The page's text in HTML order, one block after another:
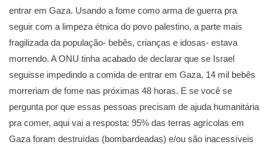
entrar em Gaza. Usando a fome como arma de guerra pra
seguir com a limpeza étnica do povo palestino, a parte mais
fragilizada da população- bebês, crianças e idosas- estava
morrendo. A ONU tinha acabado de declarar que se Israel
seguisse impedindo a comida de entrar em Gaza, 14 mil bebês
morreriam de fome nas próximas 48 horas. E se você se
pergunta por que essas pessoas precisam de ajuda humanitária
pra comer, aqui vai a resposta: 95% das terras agrícolas em
Gaza foram destruídas (bombardeadas) e/ou são inacessíveis